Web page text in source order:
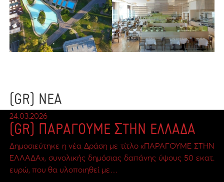
(GR) ΝΕΑ
24.03.2026
(GR) ΠΑΡΑΓΟΥΜΕ ΣΤΗΝ ΕΛΛΑΔΑ
Δημοσιεύτηκε η νέα Δράση με τίτλο «ΠΑΡΑΓΟΥΜΕ ΣΤΗΝ
ΕΛΛΑΔΑ», συνολικής δημόσιας δαπάνης ύψους 50 εκατ.
ευρώ, που θα υλοποιηθεί με…